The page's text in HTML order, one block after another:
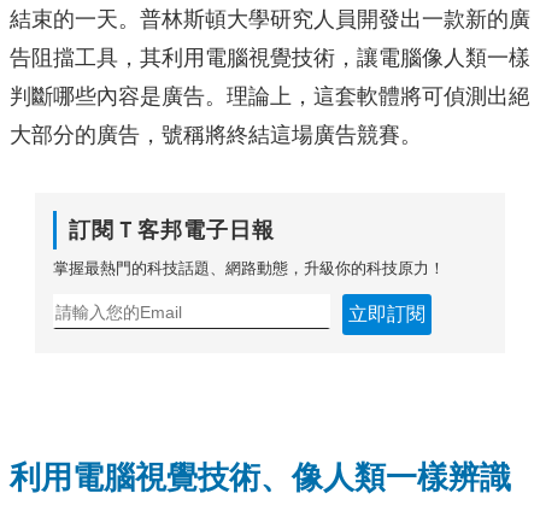
結束的一天。普林斯頓大學研究人員開發出一款新的廣
告阻擋工具，其利用電腦視覺技術，讓電腦像人類一樣
判斷哪些內容是廣告。理論上，這套軟體將可偵測出絕
大部分的廣告，號稱將終結這場廣告競賽。
訂閱Ｔ客邦電子日報
掌握最熱門的科技話題、網路動態，升級你的科技原力！
立即訂閱
利用電腦視覺技術、像人類一樣辨識